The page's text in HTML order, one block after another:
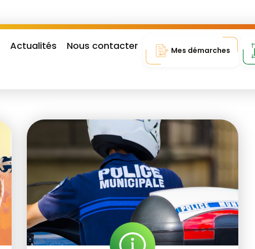
Actualités Nous contacter Mes démarches